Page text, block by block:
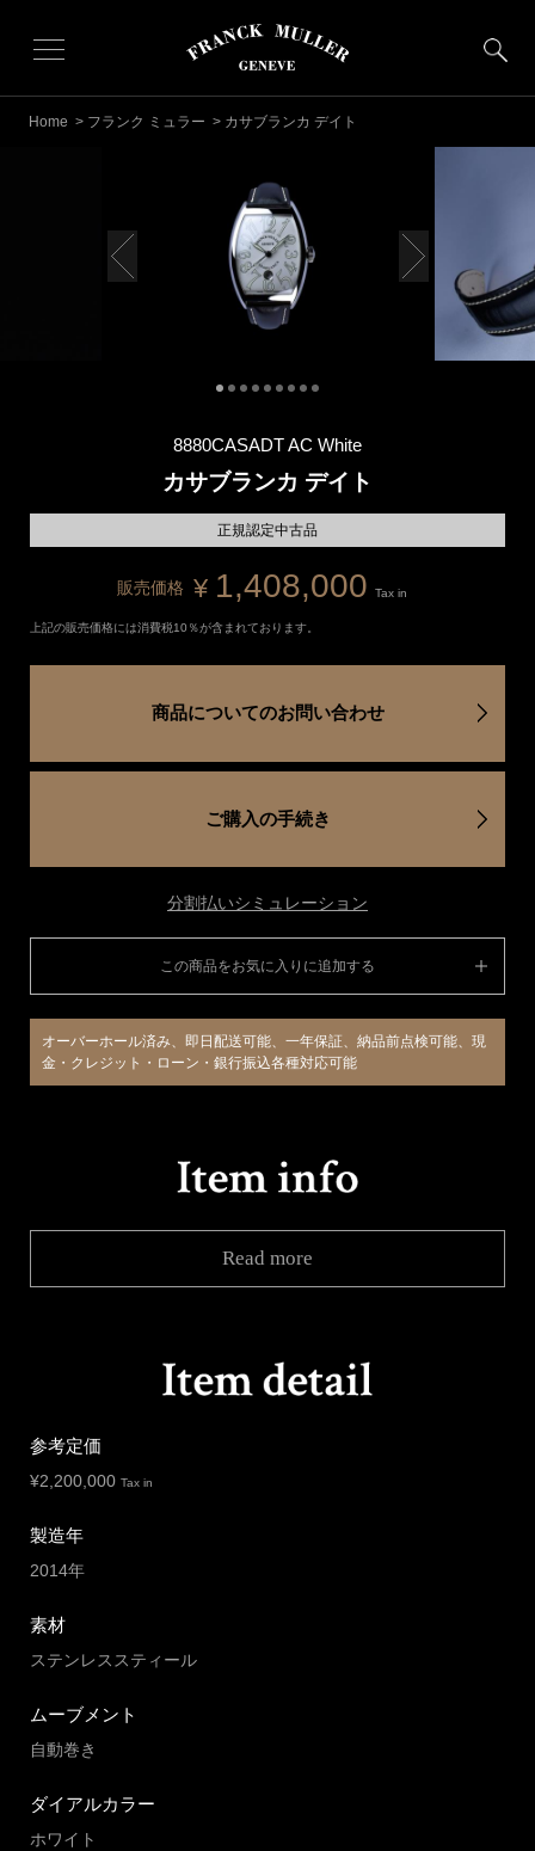
Home > フランク ミュラー > カサブランカ デイト
8880CASADT AC White
カサブランカ デイト
正規認定中古品
販売価格 ¥ 1,408,000 Tax in
上記の販売価格には消費税10％が含まれております。
商品についてのお問い合わせ
ご購入の手続き
分割払いシミュレーション
この商品をお気に入りに追加する
オーバーホール済み、即日配送可能、一年保証、納品前点検可能、現
金・クレジット・ローン・銀行振込各種対応可能
Read more
参考定価
¥2,200,000 Tax in
製造年
2014年
素材
ステンレススティール
ムーブメント
自動巻き
ダイアルカラー
ホワイト